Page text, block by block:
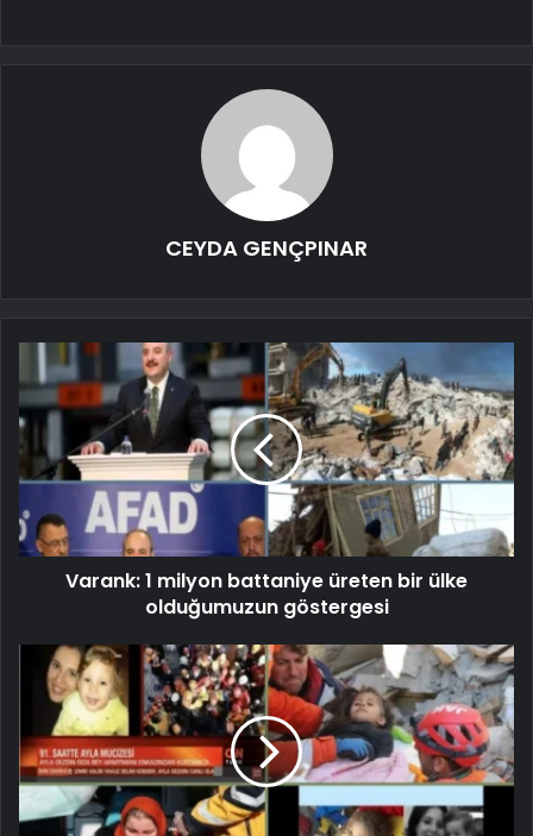
CEYDA GENÇPINAR
Varank: 1 milyon battaniye üreten bir ülke
olduğumuzun göstergesi